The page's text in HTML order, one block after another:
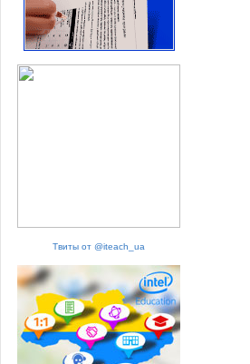
Твиты от @iteach_ua